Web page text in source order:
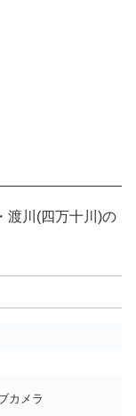
渡川(四万十川)の
カメラ